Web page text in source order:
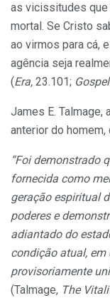
as vicissitudes que
mortal. Se Cristo
ao virmos para cá,
agência seja
(Era, 23.101;
James E. Talmage,
anterior do homem,
“Foi demonstrado
fornecida como
geração espiritual
poderes e
adiantado do
condição atual,
provisoriamente
(Talmage, The